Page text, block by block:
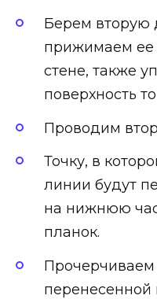
Берем вторую
прижимаем ее
стене, также
поверхность
Проводим
Точку, в
линии будут
на нижнюю
планок.
перенесенной